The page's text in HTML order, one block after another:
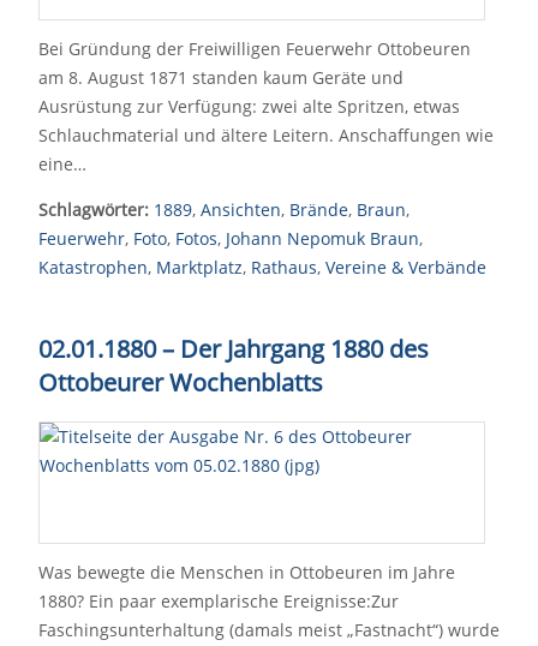
Bei Gründung der Freiwilligen Feuerwehr Ottobeuren
am 8. August 1871 standen kaum Geräte und
Ausrüstung zur Verfügung: zwei alte Spritzen, etwas
Schlauchmaterial und ältere Leitern. Anschaffungen wie
eine…
Schlagwörter: 1889, Ansichten, Brände, Braun,
Feuerwehr, Foto, Fotos, Johann Nepomuk Braun,
Katastrophen, Marktplatz, Rathaus, Vereine & Verbände
02.01.1880 – Der Jahrgang 1880 des
Ottobeurer Wochenblatts
Was bewegte die Menschen in Ottobeuren im Jahre
1880? Ein paar exemplarische Ereignisse:Zur
Faschingsunterhaltung (damals meist „Fastnacht“) wurde